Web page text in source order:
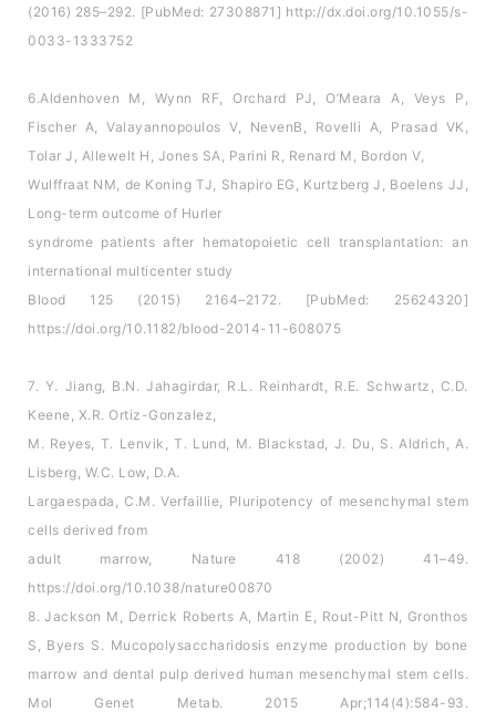
(2016) 285–292. [PubMed: 27308871] http://dx.doi.org/10.1055/s-
0033-1333752
6.Aldenhoven M, Wynn RF, Orchard PJ, O’Meara A, Veys P,
Fischer A, Valayannopoulos V, NevenB, Rovelli A, Prasad VK,
Tolar J, Allewelt H, Jones SA, Parini R, Renard M, Bordon V,
Wulffraat NM, de Koning TJ, Shapiro EG, Kurtzberg J, Boelens JJ,
Long-term outcome of Hurler
syndrome patients after hematopoietic cell transplantation: an
international multicenter study
Blood 125 (2015) 2164–2172. [PubMed: 25624320]
https://doi.org/10.1182/blood-2014-11-608075
7. Y. Jiang, B.N. Jahagirdar, R.L. Reinhardt, R.E. Schwartz, C.D.
Keene, X.R. Ortiz-Gonzalez,
M. Reyes, T. Lenvik, T. Lund, M. Blackstad, J. Du, S. Aldrich, A.
Lisberg, W.C. Low, D.A.
Largaespada, C.M. Verfaillie, Pluripotency of mesenchymal stem
cells derived from
adult marrow, Nature 418 (2002) 41–49.
https://doi.org/10.1038/nature00870
8. Jackson M, Derrick Roberts A, Martin E, Rout-Pitt N, Gronthos
S, Byers S. Mucopolysaccharidosis enzyme production by bone
marrow and dental pulp derived human mesenchymal stem cells.
Mol Genet Metab. 2015 Apr;114(4):584-93.